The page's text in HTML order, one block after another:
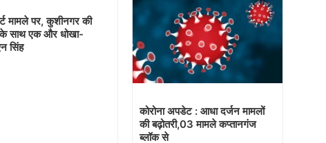
मामले पर, कुशीनगर की
साथ एक और धोखा-
सिंह
कोरोना अपडेट : आधा दर्जन मामलों
की बढ़ोतरी,03 मामले कप्तानगंज
ब्लॉक से